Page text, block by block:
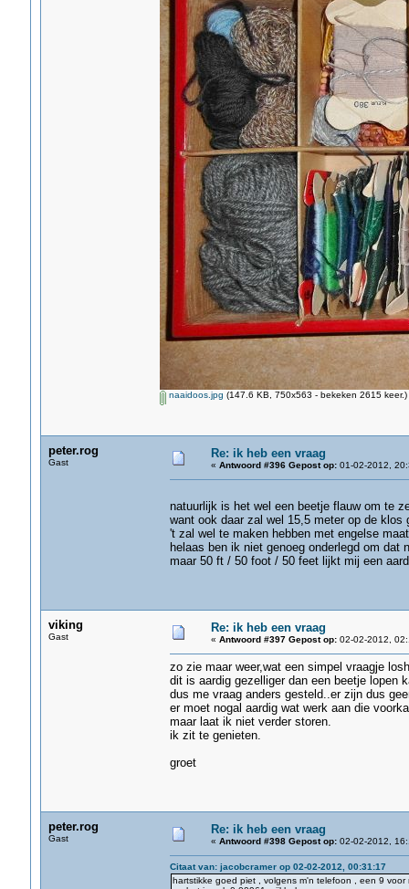
naaidoos.jpg (147.6 KB, 750x563 - bekeken 2615 keer.)
peter.rog
Gast
Re: ik heb een vraag
« Antwoord #396 Gepost op:01-02-2012,
natuurlijk is het wel een beetje flauw om te
want ook daar zal wel 15,5 meter op de klos
't zal wel te maken hebben met engelse
helaas ben ik niet genoeg onderlegd om dat
maar 50 ft / 50 foot / 50 feet lijkt mij een
viking
Gast
Re: ik heb een vraag
« Antwoord #397 Gepost op:02-02-2012,
zo zie maar weer,wat een simpel vraagje
dit is aardig gezelliger dan een beetje lopen
dus me vraag anders gesteld..er zijn dus
er moet nogal aardig wat werk aan die
maar laat ik niet verder storen.
ik zit te genieten.
groet
peter.rog
Gast
Re: ik heb een vraag
« Antwoord #398 Gepost op:02-02-2012,
Citaat van: jacobcramer op 02-02-2012, 00:31:17
hartstikke goed piet , volgens m'n telefoon , een 9 voor